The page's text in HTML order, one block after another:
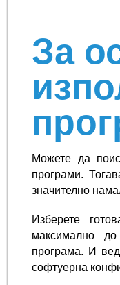
За
Можете да
програми.
значително
Изберете
максимално
програма. И
софтуерна